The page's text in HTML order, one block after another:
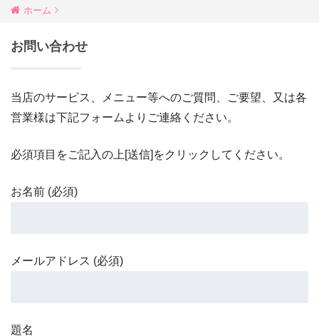
ホーム
お問い合わせ
当店のサービス、メニュー等へのご質問、ご要望、又は各
営業様は下記フォームよりご連絡ください。
必須項目をご記入の上[送信]をクリックしてください。
お名前 (必須)
メールアドレス (必須)
題名